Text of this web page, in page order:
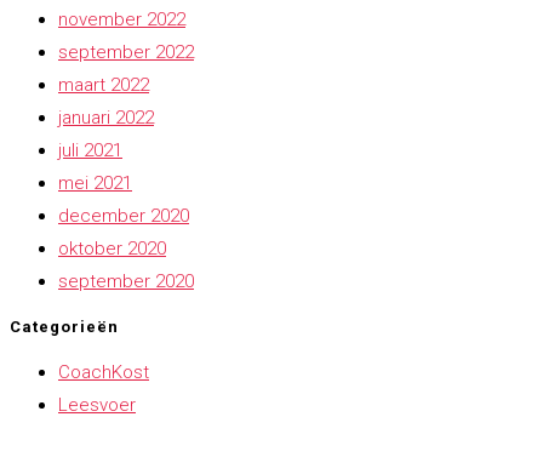
november 2022
september 2022
maart 2022
januari 2022
juli 2021
mei 2021
december 2020
oktober 2020
september 2020
Categorieën
CoachKost
Leesvoer